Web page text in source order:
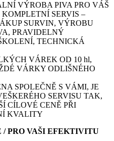
VÝROBA PIVA PRO VÁŠ
SERVIS –
SURVIN, VÝROBU
PRAVIDELNÝ
TECHNICKÁ
VÁREK OD 10 hl,
VÁRKY ODLIŠNÉHO
SPOLEČNĚ S VÁMI, JE
SERVISU TAK,
CÍLOVÉ CENĚ PŘI
KVALITY
PRO VAŠI EFEKTIVITU